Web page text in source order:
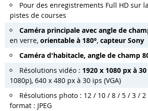
Pour des enregistrements Full HD sur
pistes de courses
Caméra principale avec angle de
en verre, orientable à 180°, capteur Sony
Caméra d'habitacle, angle de champ
Résolutions vidéo : 1920 x 1080 px à
1080p), 640 x 480 px à 30 ips (VGA)
Résolutions photo : 12 / 10 / 8 / 5 / 3 / 2
format : JPEG